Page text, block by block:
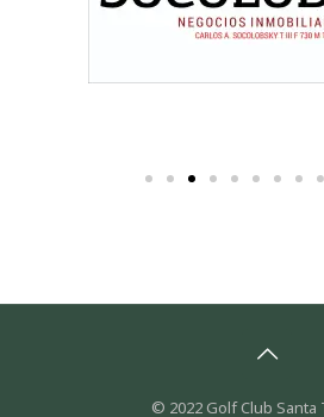
© 2022 Golf Club Santa